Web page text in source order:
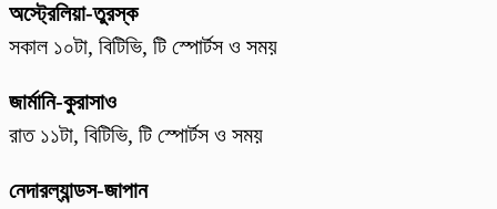
অস্ট্রেলিয়া-তুরস্ক
সকাল ১০টা, বিটিভি, টি স্পোর্টস ও সময়
জার্মানি-কুরাসাও
রাত ১১টা, বিটিভি, টি স্পোর্টস ও সময়
নেদারল্যান্ডস-জাপান